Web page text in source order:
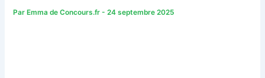
Par Emma de Concours.fr-24 septembre 2025